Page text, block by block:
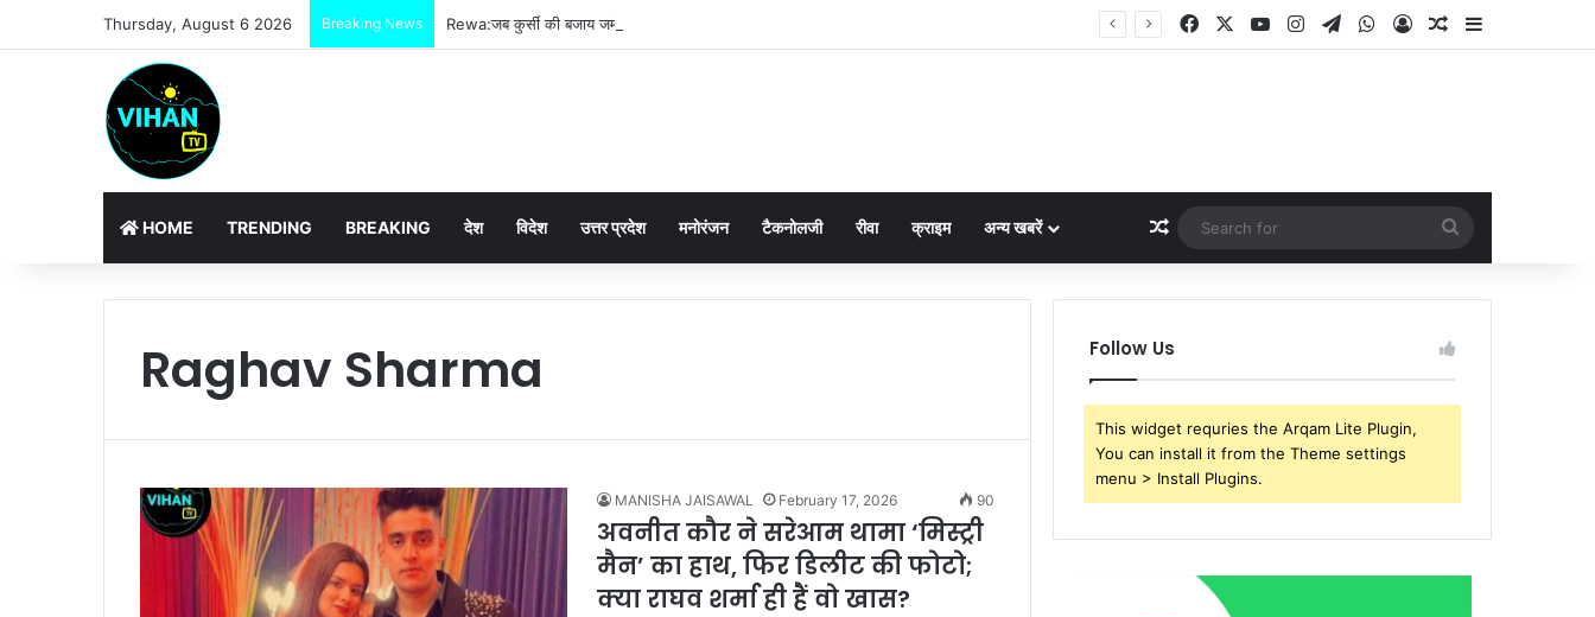
Thursday, August 6 2026 Breaking News Rewa:जब कुर्सी की बजाय जमीन पर ही बैठ गए नए कलेक्टर नरेंद्र कुमार सूर्यवंशी फिर जो हुआ! Facebook YouTubeInstagramTelegramWhatsApp
Log InRandom Article
HOME TRENDING BREAKING देश विदेश उत्तर प्रदेश मनोरंजन टैकनोलजी रीवा क्राइम अन्य खबरें Random Article
for
Raghav Sharma
MANISHA JAISAWAL February 17, 2026 90
अवनीत कौर ने सरेआम थामा ‘मिस्ट्री
मैन’ का हाथ, फिर डिलीट की फोटो;
क्या राघव शर्मा ही हैं वो खास?
Follow Us
This widget requries the Arqam Lite Plugin,
You can install it from the Theme settings
menu > Install Plugins.